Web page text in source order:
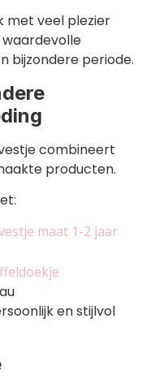
met veel plezier
bijzondere periode.
combineert
producten.
maat 1-2 jaar
en stijlvol